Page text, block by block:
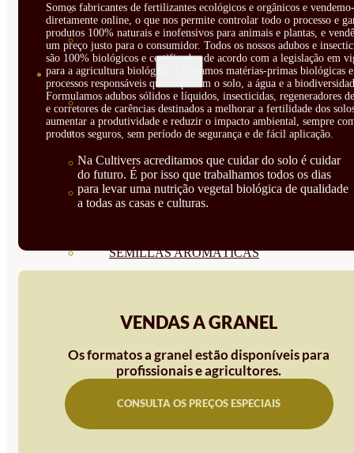
PLANTAS INTERIOR
GROWPUNCH
SEMILLAS
VER TODAS
BIODINÁMICAS DEMETER
HORTALIZA FRUTO
SEMILLAS HORTALIZA DE
SEMILLAS AROMÁTICAS
SEMILLAS FLORES
SEMILLAS TRADICIONALES
SEMILLAS BRASICAS
SEMILLAS RAÍZ
Somos fabricantes de fertilizantes ecológicos e orgânicos e
diretamente online, o que nos permite controlar todo o processo e
produtos 100% naturais e inofensivos para animais e plantas, e
um preço justo para o consumidor. Todos os nossos adubos e
são 100% biológicos e certificados de acordo com a legislação em
para a agricultura biológica. Utilizamos matérias-primas biológicas e
processos responsáveis que respeitam o solo, a água e a
Formulamos adubos sólidos e líquidos, insecticidas, regeneradores
e corretores de carências destinados a melhorar a fertilidade dos
aumentar a produtividade e reduzir o impacto ambiental, sempre
produtos seguros, sem período de segurança e de fácil aplicação.
Na Cultivers acreditamos que cuidar do solo é cuidar
do futuro. É por isso que trabalhamos todos os dias
para levar uma nutrição vegetal biológica de qualidade
a todas as casas e culturas.
VENDAS A GRANEL
Os formatos a granel estão disponíveis para
profissionais e agricultores.
CONSULTA OS PREÇOS ESPECIAIS